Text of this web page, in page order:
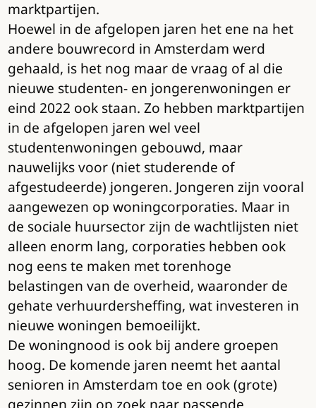
marktpartijen.
Hoewel in de afgelopen jaren het ene na het
andere bouwrecord in Amsterdam werd
gehaald, is het nog maar de vraag of al die
nieuwe studenten- en jongerenwoningen er
eind 2022 ook staan. Zo hebben marktpartijen
in de afgelopen jaren wel veel
studentenwoningen gebouwd, maar
nauwelijks voor (niet studerende of
afgestudeerde) jongeren. Jongeren zijn vooral
aangewezen op woningcorporaties. Maar in
de sociale huursector zijn de wachtlijsten niet
alleen enorm lang, corporaties hebben ook
nog eens te maken met torenhoge
belastingen van de overheid, waaronder de
gehate verhuurdersheffing, wat investeren in
nieuwe woningen bemoeilijkt.
De woningnood is ook bij andere groepen
hoog. De komende jaren neemt het aantal
senioren in Amsterdam toe en ook (grote)